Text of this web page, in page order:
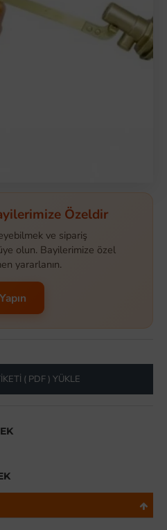
Özeldir
ve sipariş
olun. Bayilerimize özel
yararlanın.
( PDF ) YÜKLE